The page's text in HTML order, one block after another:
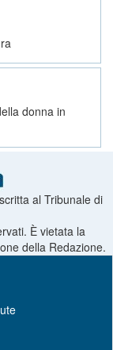
donna in
al Tribunale di
È vietata la
della Redazione.